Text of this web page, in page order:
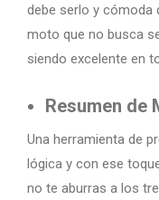
debe serlo y cómoda
moto que no busca
siendo excelente en
Resumen de
Una herramienta de
lógica y con ese
no te aburras a los